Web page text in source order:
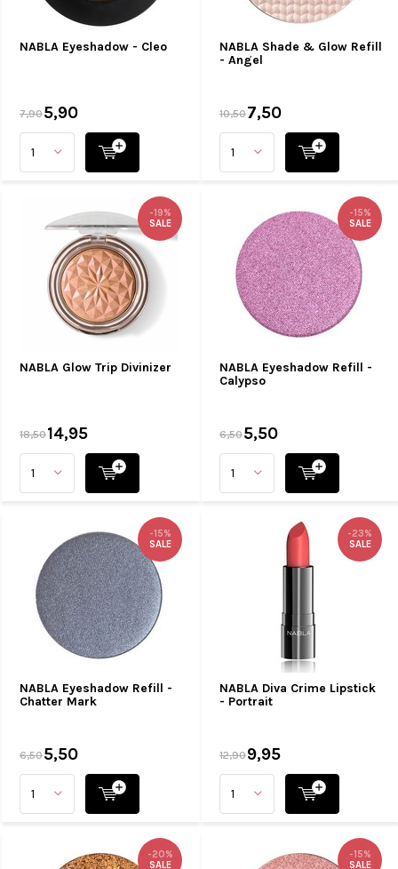
NABLA Eyeshadow - Cleo
7,905,90
NABLA Shade & Glow Refill
- Angel
10,507,50
NABLA Glow Trip Divinizer
-19%
SALE
18,5014,95
NABLA Eyeshadow Refill -
Calypso
-15%
SALE
6,505,50
NABLA Eyeshadow Refill -
Chatter Mark
-15%
SALE
6,505,50
NABLA Diva Crime Lipstick
- Portrait
-23%
SALE
12,909,95
-20%
SALE
-15%
SALE